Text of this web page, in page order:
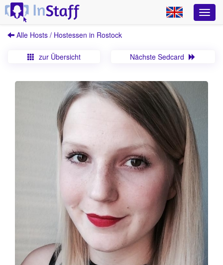
Alle Hosts / Hostessen in Rostock
zur Übersicht Nächste Sedcard